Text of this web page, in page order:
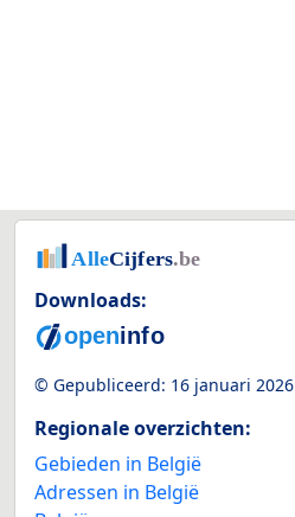
Downloads:
© Gepubliceerd: 16 januari 2026
Regionale overzichten:
Gebieden in België
Adressen in België